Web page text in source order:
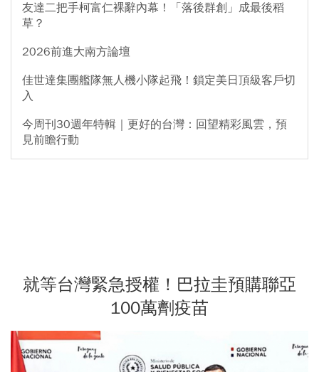
友達二把手柯富仁裸辭內幕！「落後群創」成最後稻
草？
2026前進大南方論壇
佳世達集團艦隊無人機小隊起飛！鎖定美日頂級客戶切
入
今周刊30週年特輯｜更好的台灣：回望精彩風雲，預
見前瞻行動
就等台灣緊急授權！巴拉圭預購聯亞
100萬劑疫苗